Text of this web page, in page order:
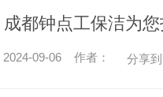
都钟点工保洁为您
09-06 作者： 分享到